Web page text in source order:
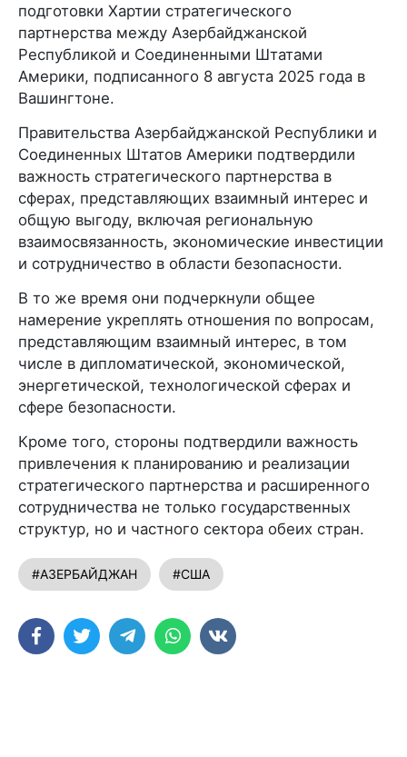
подготовки Хартии стратегического
партнерства между Азербайджанской
Республикой и Соединенными Штатами
Америки, подписанного 8 августа 2025 года в
Вашингтоне.
Правительства Азербайджанской Республики и
Соединенных Штатов Америки подтвердили
важность стратегического партнерства в
сферах, представляющих взаимный интерес и
общую выгоду, включая региональную
взаимосвязанность, экономические инвестиции
и сотрудничество в области безопасности.
В то же время они подчеркнули общее
намерение укреплять отношения по вопросам,
представляющим взаимный интерес, в том
числе в дипломатической, экономической,
энергетической, технологической сферах и
сфере безопасности.
Кроме того, стороны подтвердили важность
привлечения к планированию и реализации
стратегического партнерства и расширенного
сотрудничества не только государственных
структур, но и частного сектора обеих стран.
#АЗЕРБАЙДЖАН #США